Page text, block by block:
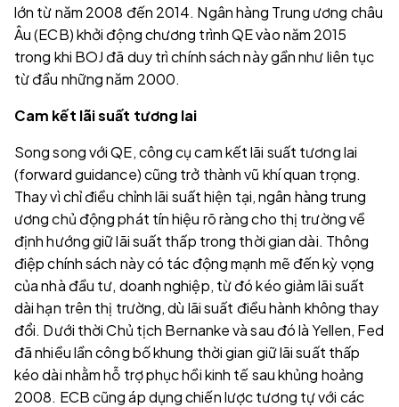
lớn từ năm 2008 đến 2014. Ngân hàng Trung ương châu
Âu (ECB) khởi động chương trình QE vào năm 2015
trong khi BOJ đã duy trì chính sách này gần như liên tục
từ đầu những năm 2000.
Cam kết lãi suất tương lai
Song song với QE, công cụ cam kết lãi suất tương lai
(forward guidance) cũng trở thành vũ khí quan trọng.
Thay vì chỉ điều chỉnh lãi suất hiện tại, ngân hàng trung
ương chủ động phát tín hiệu rõ ràng cho thị trường về
định hướng giữ lãi suất thấp trong thời gian dài. Thông
điệp chính sách này có tác động mạnh mẽ đến kỳ vọng
của nhà đầu tư, doanh nghiệp, từ đó kéo giảm lãi suất
dài hạn trên thị trường, dù lãi suất điều hành không thay
đổi. Dưới thời Chủ tịch Bernanke và sau đó là Yellen, Fed
đã nhiều lần công bố khung thời gian giữ lãi suất thấp
kéo dài nhằm hỗ trợ phục hồi kinh tế sau khủng hoảng
2008. ECB cũng áp dụng chiến lược tương tự với các